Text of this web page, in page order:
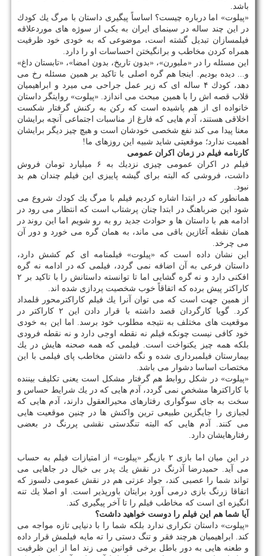
باشد.
«پیلوت» اما درباره چیست؟ اساساً پیگیری داستان با مرگ یك كودك
در این چند ساله در سینمای ایران به یكی از سوژه های موردعلاقه
فیلمسازان تبدیل گشته است، موضوعی كه به خودی خود ظرفیت
همراه كردن مخاطب و برانگیختن احساسات او را دارد.
این مسئله را در «ملبورن»، «بدون تاریخ، بدون امضا»، «تابستان داغ»
و... دیده بودیم. اینجا هم گره اصلی با تاكید بر همین مسئله رخ می
دهد، كودك ۴ ساله ای كه زیر عمل جراحی می میرد و ابراهیمیان
قلاب قصه اش را با همین مبحث می اندازد. «پیلوت» روایتگر داستان
خانواده ای از هم پاشیده است كه ركن به ركنش گرفتار شكست
اخلاقی هستند، آدم هایی كه فارغ از مناسبات اجتماعی آنچه برایشان
معنا پیدا می كند نفع شخصی خودشان است و هیچ چیز دیگر برایشان
اهمیت ندارد؛ موقعیتی شاید شبیه این روزهای ما!
كارنامه فیلم در زمان اكران عمومی
فیلم در اكران عمومی چیزی نزدیك به ۶ میلیارد تومان فروش
داشت، فروشی كه البته برای گیشه پاییزی این فیلم چندان هم بد
نبود.
همانطور كه در ابتدا اشاره كردیم فیلم با مرگ یك كودك شروع می
شود این ضرباهنگ در ابتدا چنان پرشتاب است كه انتظار می رود در
ادامه هم با داستان ها و حوادث جدید رو به رو شویم اما این روند در
همان نقطه آغازین باقی می ماند، به همان گره می خورد و دور آن
می چرخد.
این نشان داده است كه «پیلوت» فیلمنامه ای كم كشش دارد،
داستان فرعی به آن اضافه نمی گردد، فیلمی كه در ادامه نه گره
افكنی دارد و نه گره گشایی اما تا توانسته داستانش را با تاكید بر ۲
كاراكتر پیش برده كه اتفاقاً خوب شخصیت پردازی شده اند.
از همین جهت است كه می توان آنرا یك فیلم كاراكترمحور قلمداد
كرد. گویا كارگردان قصد داشته با قرار دادن این ۲ كاراكتر در
موقعیت های مختلف به نتیجه مطلوب خود برسد. اما این به خودی
خود كافی نیست چونكه فیلم نه نقطه اوجی دارد و نه نقطه فرودی
بلكه همه چیز یكنواخت است. فیلمی كه همه صحنه هایش در یك
بیمارستان فیلمبرداری شده و نگه داشتن مخاطب پای فیلمی با این
مختصات اساسا دشوار می باشد.
«پیلوت» در شكل روابط هم گرفتار مشكل است یعنی تكلیف بیننده
با كاراكترها مشخص نمی گردد، آدم هایی كه در یك شرایط حساس و
سخت به جای سوگواری رفتارهای محیرالعقول دارند، آدم هایی كه
لجبازی را جایگزین طبیعی ترین واكنش ها در چنین موقعیت هایی
می كنند. آدم هایی كه البته تنگدستی نقشی پررنگ در بعضی
رفتارهایشان دارد.
در این میان اما بازی ۲ بازیگر «پیلوت» از امتیازات فیلم به حساب
می آید. حمیدرضا آذرنگ در نقش یك پدر بی خیال در جاهایی می
تواند شما را عصبی كند، جواد عزتی هم در نقش عمومی دلسوز كه
اتفاقا زرنگ بازی درمی آورد برایتان باورپذیر است. او اصلا یك تنه
انگیزه ای است كه مخاطب فیلم را تا آخر پیگیری كند.
آیا شما هم این فیلم را دوست خواهید داشت؟
«پیلوت» داستان تكراری ندارد بلكه شما را با دنیایی تازه مواجه می
كند. ابراهیمیان هرچند فقر و تنگ دستی را ته مایه فیلمش قرار داده
و طعنه هایی به دور باطل برخی قوانین می زند اما از این ظرفیت